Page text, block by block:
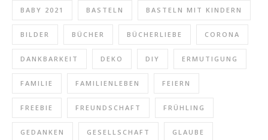
BABY 2021 BASTELN BASTELN MIT KINDERN
BILDER BÜCHER BÜCHERLIEBE CORONA
DANKBARKEIT DEKO DIY ERMUTIGUNG
FAMILIE FAMILIENLEBEN FEIERN
FREEBIE FREUNDSCHAFT FRÜHLING
GEDANKEN GESELLSCHAFT GLAUBE